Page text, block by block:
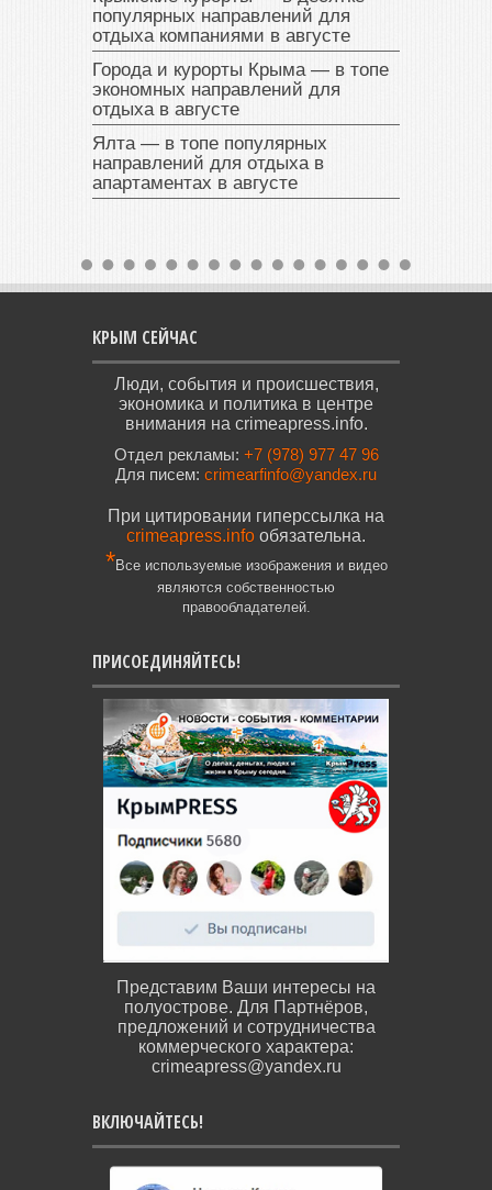
популярных направлений для
отдыха компаниями в августе
Города и курорты Крыма — в топе
экономных направлений для
отдыха в августе
Ялта — в топе популярных
направлений для отдыха в
апартаментах в августе
КРЫМ СЕЙЧАС
Люди, события и происшествия,
экономика и политика в центре
внимания на crimeapress.info.
Отдел рекламы: +7 (978) 977 47 96
Для писем: crimearfinfo@yandex.ru
При цитировании гиперссылка на
crimeapress.info обязательна.
*Все используемые изображения и видео
являются собственностью
правообладателей.
ПРИСОЕДИНЯЙТЕСЬ!
Представим Ваши интересы на
полуострове. Для Партнёров,
предложений и сотрудничества
коммерческого характера:
crimeapress@yandex.ru
ВКЛЮЧАЙТЕСЬ!